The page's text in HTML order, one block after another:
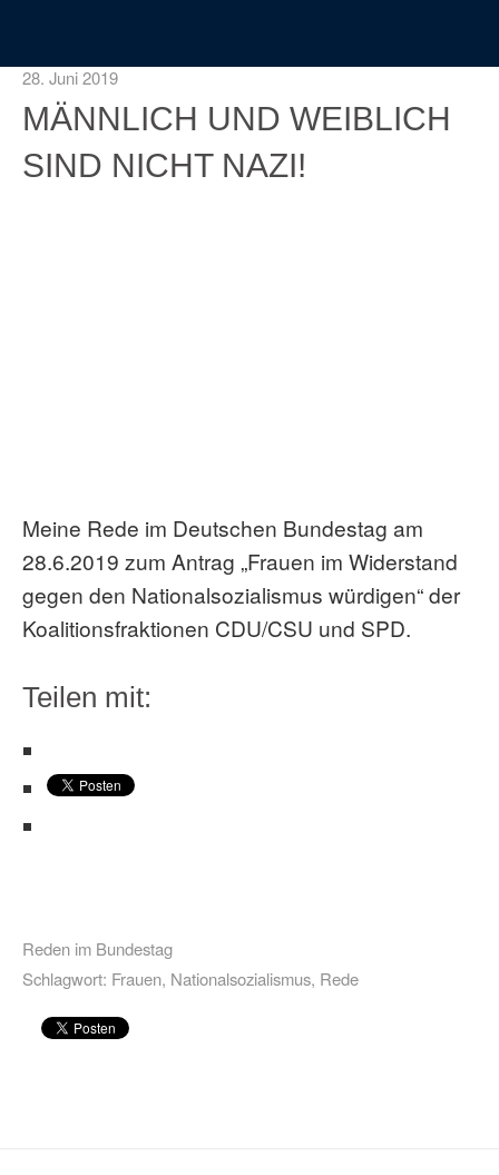
28. Juni 2019
MÄNNLICH UND WEIBLICH
SIND NICHT NAZI!
Meine Rede im Deutschen Bundestag am
28.6.2019 zum Antrag „Frauen im Widerstand
gegen den Nationalsozialismus würdigen“ der
Koalitionsfraktionen CDU/CSU und SPD.
Teilen mit:
Reden im Bundestag
Schlagwort: Frauen, Nationalsozialismus, Rede